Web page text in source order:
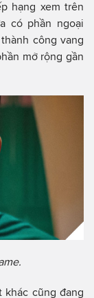
hạng xem trên
có phần ngoại
công vang
mở rộng gần
khác cũng đang